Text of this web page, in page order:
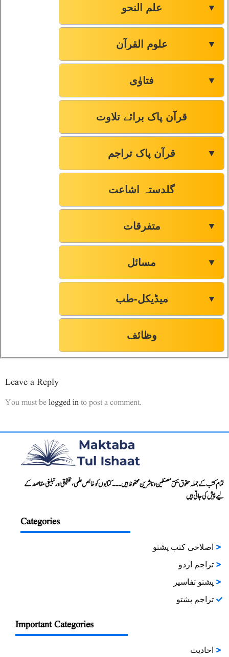
علم النحو ▼
علوم القرآن ▼
فتاوٰی ▼
قرآن پاک برائے تلاوت
قرآن پاک تراجم ▼
گلدستہ اشاعت
متفرقات ▼
مسائل ▼
میڈیکل-طب ▼
وظائف
Leave a Reply
You must belogged into post a comment.
تمام کتب کے جملہ حقوق بحق مصنفین و ناشرین محفوظ ہیں۔۔۔ کتابوں کو خالص علمی، تحقیقی اور تبلیغی مقاصد کے
لیے پیش کی جاتی ہیں
Categories
اصلاحی کتب پشتو
تراجم اردو
پشتو تفاسیر
تراجم پشتو
Important Categories
احادیث